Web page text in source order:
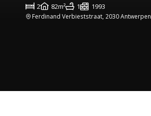
2 82m² 1 1993
Ferdinand Verbieststraat, 2030 Antwerpen